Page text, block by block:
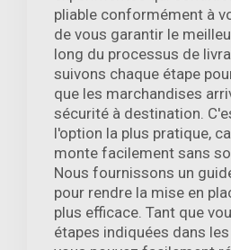
pliable conformément à
de vous garantir le
long du processus de
suivons chaque étape
que les marchandises
sécurité à destination.
l'option la plus pratique,
monte facilement sans
Nous fournissons un
pour rendre la mise en
plus efficace. Tant que
étapes indiquées dans